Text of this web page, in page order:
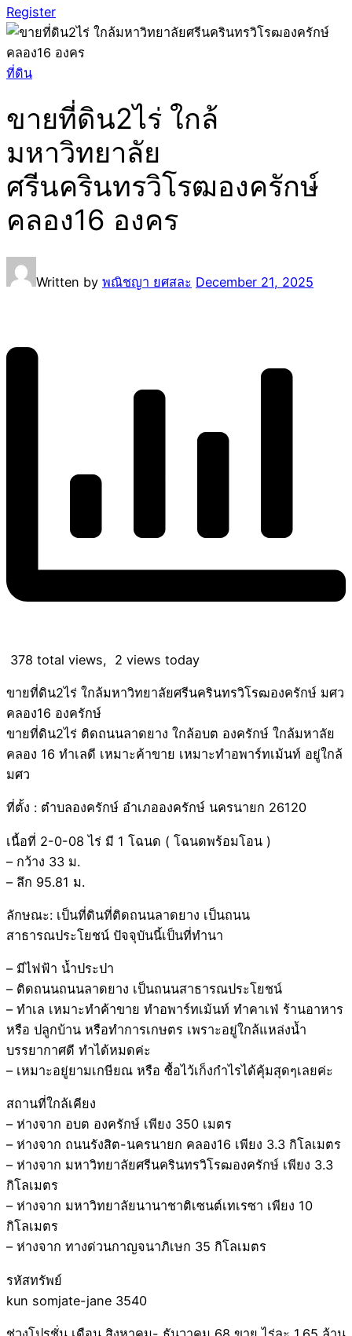
Register
ที่ดิน
ขายที่ดิน2ไร่ ใกล้
มหาวิทยาลัย
ศรีนครินทรวิโรฒองครักษ์
คลอง16 องคร
Written by พณิชญา ยศสละ December 21, 2025
378 total views, 2 views today
ขายที่ดิน2ไร่ ใกล้มหาวิทยาลัยศรีนครินทรวิโรฒองครักษ์ มศว
คลอง16 องครักษ์
ขายที่ดิน2ไร่ ติดถนนลาดยาง ใกล้อบต องครักษ์ ใกล้มหาลัย
คลอง 16 ทำเลดี เหมาะค้าขาย เหมาะทำอพาร์ทเม้นท์ อยู่ใกล้
มศว
ที่ตั้ง : ตำบลองครักษ์ อำเภอองครักษ์ นครนายก 26120
เนื้อที่ 2-0-08 ไร่ มี 1 โฉนด ( โฉนดพร้อมโอน )
– กว้าง 33 ม.
– ลึก 95.81 ม.
ลักษณะ: เป็นที่ดินที่ติดถนนลาดยาง เป็นถนน
สาธารณประโยชน์ ปัจจุบันนี้เป็นที่ทำนา
– มีไฟฟ้า น้ำประปา
– ติดถนนถนนลาดยาง เป็นถนนสาธารณประโยชน์
– ทำเล เหมาะทำค้าขาย ทำอพาร์ทเม้นท์ ทำคาเฟ่ ร้านอาหาร
หรือ ปลูกบ้าน หรือทำการเกษตร เพราะอยู่ใกล้แหล่งน้ำ
บรรยากาศดี ทำได้หมดค่ะ
– เหมาะอยู่ยามเกษียณ หรือ ซื้อไว้เก็งกำไรได้คุ้มสุดๆเลยค่ะ
สถานที่ใกล้เคียง
– ห่างจาก อบต องครักษ์ เพียง 350 เมตร
– ห่างจาก ถนนรังสิต-นครนายก คลอง16 เพียง 3.3 กิโลเมตร
– ห่างจาก มหาวิทยาลัยศรีนครินทรวิโรฒองครักษ์ เพียง 3.3
กิโลเมตร
– ห่างจาก มหาวิทยาลัยนานาชาติเซนต์เทเรซา เพียง 10
กิโลเมตร
– ห่างจาก ทางด่วนกาญจนาภิเษก 35 กิโลเมตร
รหัสทรัพย์
kun somjate-jane 3540